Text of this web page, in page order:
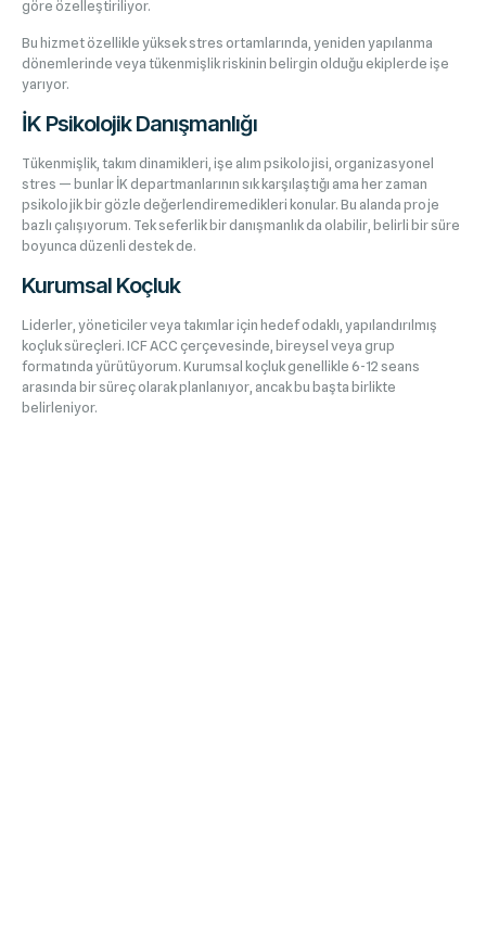
göre özelleştiriliyor.
Bu hizmet özellikle yüksek stres ortamlarında, yeniden yapılanma
dönemlerinde veya tükenmişlik riskinin belirgin olduğu ekiplerde işe
yarıyor.
İK Psikolojik Danışmanlığı
Tükenmişlik, takım dinamikleri, işe alım psikolojisi, organizasyonel
stres — bunlar İK departmanlarının sık karşılaştığı ama her zaman
psikolojik bir gözle değerlendiremedikleri konular. Bu alanda proje
bazlı çalışıyorum. Tek seferlik bir danışmanlık da olabilir, belirli bir süre
boyunca düzenli destek de.
Kurumsal Koçluk
Liderler, yöneticiler veya takımlar için hedef odaklı, yapılandırılmış
koçluk süreçleri. ICF ACC çerçevesinde, bireysel veya grup
formatında yürütüyorum. Kurumsal koçluk genellikle 6-12 seans
arasında bir süreç olarak planlanıyor, ancak bu başta birlikte
belirleniyor.